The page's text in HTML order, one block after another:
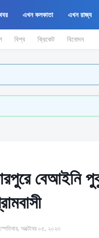
এখন কলকাতা এখন রাজ্য
বিশ্ব ক্রিকেট বিনোদন
বেআইনি
অক্টোবর ০৫, ২০২৩